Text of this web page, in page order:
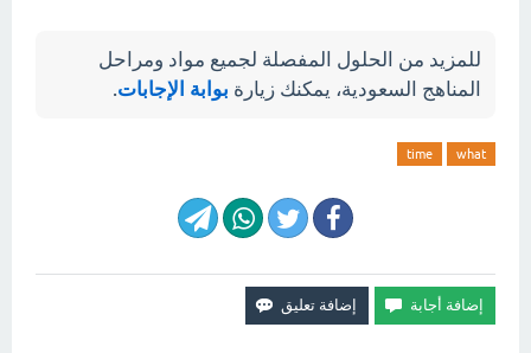
للمزيد من الحلول المفصلة لجميع مواد ومراحل
المناهج السعودية، يمكنك زيارة بوابة الإجابات.
what
time